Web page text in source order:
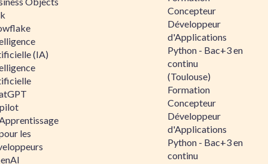
(IA)
les
Concepteur
Développeur
d'Applications
Python - Bac+3 en
continu
(Toulouse)
Formation
Concepteur
Développeur
d'Applications
Python - Bac+3 en
continu